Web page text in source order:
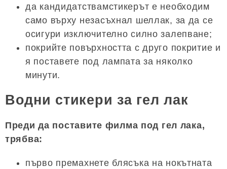
да кандидатствамстикерът е необходим
само върху незасъхнал шеллак, за да се
осигури изключително силно залепване;
покрийте повърхността с друго покритие и
я поставете под лампата за няколко
минути.
Водни стикери за гел лак
Преди да поставите филма под гел лака,
трябва:
първо премахнете блясъка на нокътната